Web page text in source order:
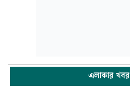
এলাকার খবর